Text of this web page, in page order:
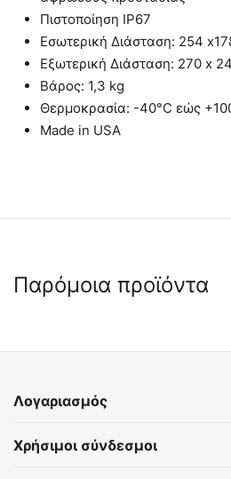
Πιστοποίηση IP67
Εσωτερική Διάσταση: 254
Εξωτερική Διάσταση: 270 x
Βάρος: 1,3 kg
Θερμοκρασία: -40°C εώς
Made in USA
Παρόμοια προϊόντα
MIL-TEC Απόλυτα Στεγανό
Κουτί Μαύρο 228 Χ 130 Χ
Λογαριασμός
Χρήσιμοι σύνδεσμοι